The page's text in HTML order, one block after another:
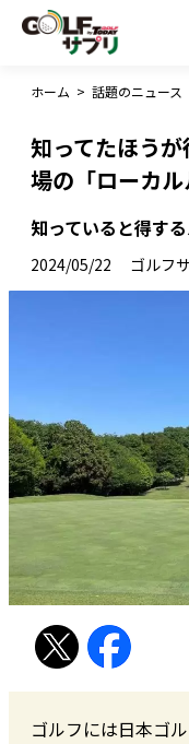
ホーム > 話題のニュース
知ってたほう
場の「ローカル
知っていると得す
2024/05/22 ゴルフ
ゴルフには日本ゴ